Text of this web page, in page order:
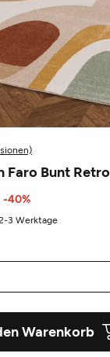
Faro Bunt Retro
-40%
3 Werktage
Warenkorb